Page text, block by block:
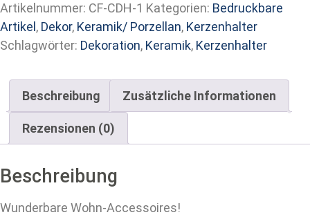
Artikelnummer: CF-CDH-1 Kategorien: Bedruckbare
Artikel , Dekor, Keramik/ Porzellan, Kerzenhalter
Schlagwörter: Dekoration, Keramik, Kerzenhalter
Beschreibung Zusätzliche Informationen
Rezensionen (0)
Beschreibung
Wunderbare Wohn-Accessoires!